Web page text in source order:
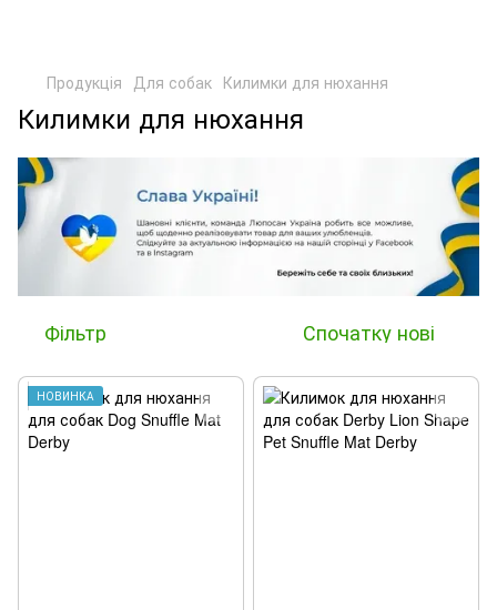
Продукція Для собак Килимки для нюхання
Килимки для нюхання
Фільтр Спочатку нові
НОВИНКА